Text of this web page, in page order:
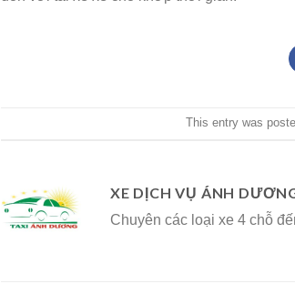
This entry was
XE DỊCH VỤ ÁNH
Chuyên các loại xe 4 chỗ